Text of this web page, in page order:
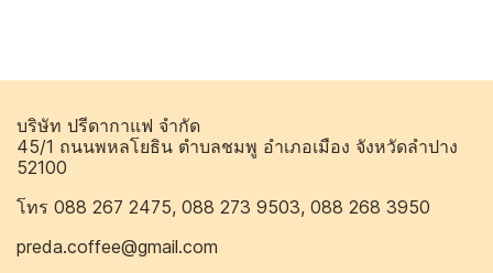
บริษัท ปรีดากาแฟ จำกัด
45/1 ถนนพหลโยธิน ตำบลชมพู อำเภอเมือง จังหวัดลำปาง
52100
โทร 088 267 2475, 088 273 9503, 088 268 3950
preda.coffee@gmail.com